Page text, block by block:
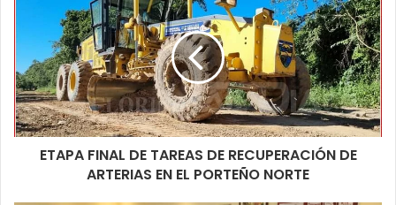
ETAPA FINAL DE TAREAS DE RECUPERACIÓN DE
ARTERIAS EN EL PORTEÑO NORTE